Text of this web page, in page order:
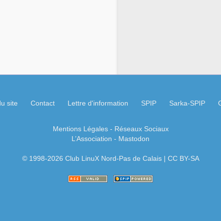
site Contact Lettre d'information SPIP Sarka-SPIP
Mentions Légales- Réseaux Sociaux
L’Association - Mastodon
© 1998-2026 Club LinuX Nord-Pas de Calais | CC BY-SA